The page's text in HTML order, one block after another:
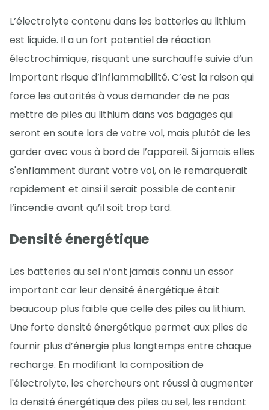
L’électrolyte contenu dans les batteries au lithium
est liquide. Il a un fort potentiel de réaction
électrochimique, risquant une surchauffe suivie d’un
important risque d’inflammabilité. C’est la raison qui
force les autorités à vous demander de ne pas
mettre de piles au lithium dans vos bagages qui
seront en soute lors de votre vol, mais plutôt de les
garder avec vous à bord de l’appareil. Si jamais elles
s'enflamment durant votre vol, on le remarquerait
rapidement et ainsi il serait possible de contenir
l’incendie avant qu’il soit trop tard.
Densité énergétique
Les batteries au sel n’ont jamais connu un essor
important car leur densité énergétique était
beaucoup plus faible que celle des piles au lithium.
Une forte densité énergétique permet aux piles de
fournir plus d’énergie plus longtemps entre chaque
recharge. En modifiant la composition de
l'électrolyte, les chercheurs ont réussi à augmenter
la densité énergétique des piles au sel, les rendant